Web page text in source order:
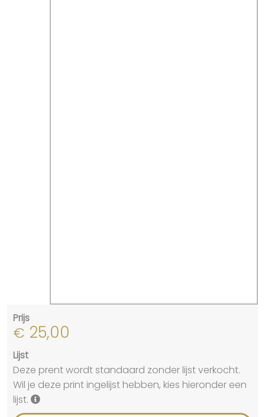
Prijs
€ 25,00
Lijst
Deze prent wordt standaard zonder lijst verkocht.
Wil je deze print ingelijst hebben, kies hieronder een
lijst.